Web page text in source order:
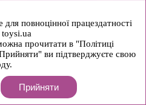
повноцінної працездатності
toysi.ua
прочитати в "Політиці
ви підтверджуєте свою
Прийняти